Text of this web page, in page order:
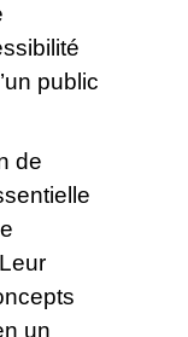
public
de
un